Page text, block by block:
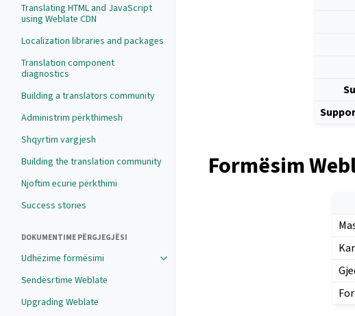
Translating HTML and JavaScript
using Weblate CDN
Localization libraries and packages
Translation component
diagnostics
Building a translators community
Administrim përkthimesh
Shqyrtim vargjesh
Building the translation community
Njoftim ecurie përkthimi
Success stories
DOKUMENTIME PËRGJEGJËSI
Udhëzime formësimi
Sendësrtime Weblate
Upgrading Weblate
Formësim